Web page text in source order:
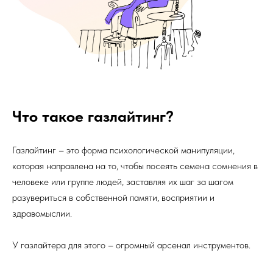
Что такое газлайтинг?
Газлайтинг – это форма психологической манипуляции,
которая направлена на то, чтобы посеять семена сомнения в
человеке или группе людей, заставляя их шаг за шагом
разувериться в собственной памяти, восприятии и
здравомыслии.
У газлайтера для этого – огромный арсенал инструментов.